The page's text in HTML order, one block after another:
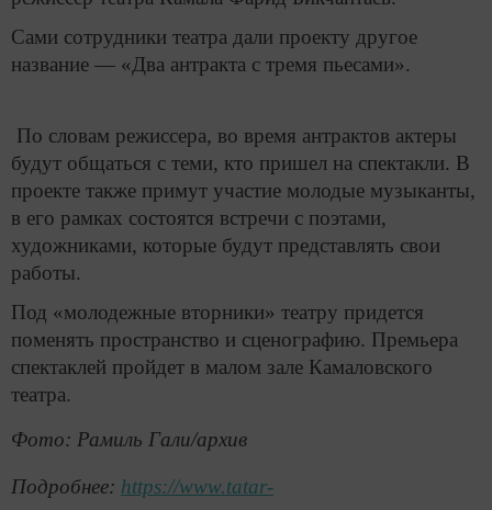
Сами сотрудники театра дали проекту другое
название — «Два антракта с тремя пьесами».
По словам режиссера, во время антрактов актеры
будут общаться с теми, кто пришел на спектакли. В
проекте также примут участие молодые музыканты,
в его рамках состоятся встречи с поэтами,
художниками, которые будут представлять свои
работы.
Под «молодежные вторники» театру придется
поменять пространство и сценографию. Премьера
спектаклей пройдет в малом зале Камаловского
театра.
Фото: Рамиль Гали/архив
Подробнее: https://www.tatar-